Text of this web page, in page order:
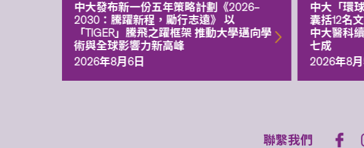
中大發布新一份五年策略計劃《2026‒
2030：騰躍新程，勵行志遠》 以
「TIGER」騰飛之躍框架 推動大學邁向學
術與全球影響力新高峰
2026年8月6日
中大「環
囊括12名
中大醫科
七成
2026年8月
聯繫我們